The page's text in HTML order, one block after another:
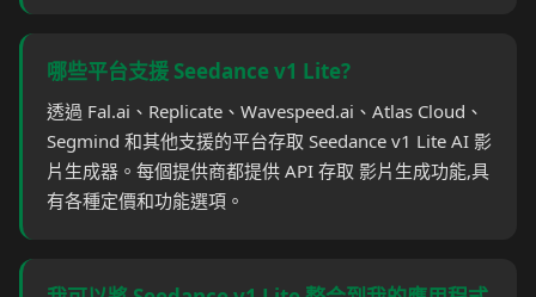
哪些平台支援 Seedance v1 Lite?
透過 Fal.ai、Replicate、Wavespeed.ai、Atlas Cloud、
Segmind 和其他支援的平台存取 Seedance v1 Lite AI 影
片生成器。每個提供商都提供 API 存取 影片生成功能,具
有各種定價和功能選項。